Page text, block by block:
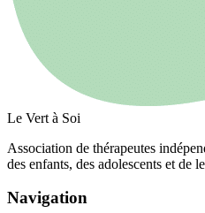
Le Vert à Soi
Association de thérapeutes
des enfants, des adolescents et de
Navigation